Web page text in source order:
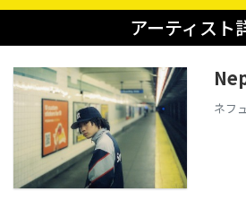
アーティスト
ネフ